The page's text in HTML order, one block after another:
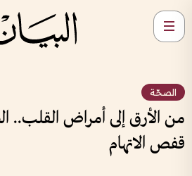
الصحّة
من الأرق إلى أمراض القلب..
قفص الاتهام